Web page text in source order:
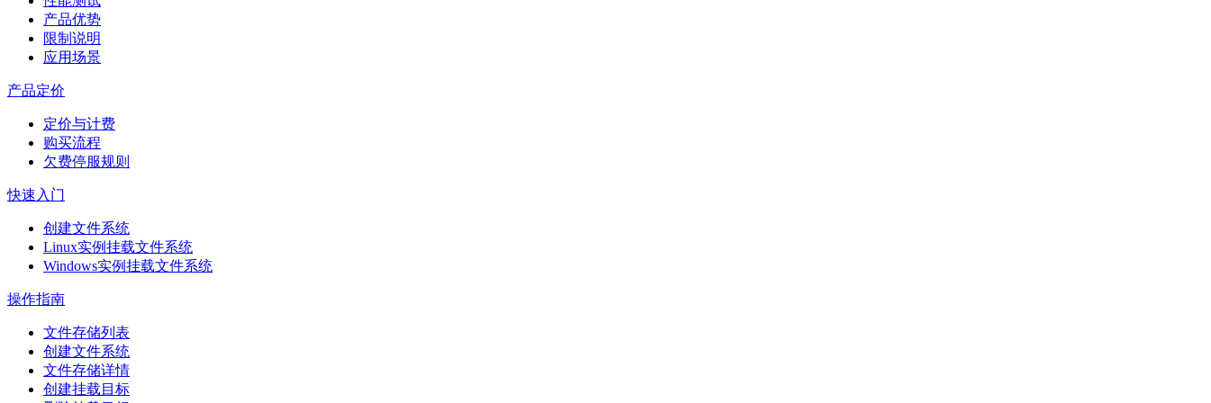
产品优势
限制说明
应用场景
产品定价
定价与计费
购买流程
欠费停服规则
快速入门
创建文件系统
Linux实例挂载文件系统
Windows实例挂载文件系统
操作指南
文件存储列表
创建文件系统
文件存储详情
创建挂载目标